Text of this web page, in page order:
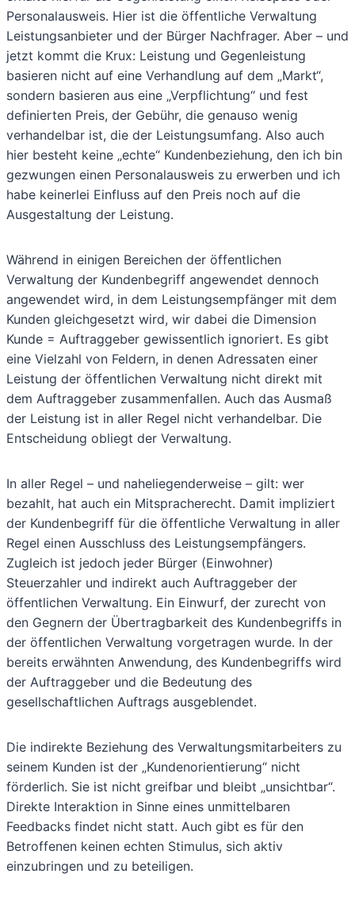
Personalausweis. Hier ist die öffentliche Verwaltung
Leistungsanbieter und der Bürger Nachfrager. Aber – und
jetzt kommt die Krux: Leistung und Gegenleistung
basieren nicht auf eine Verhandlung auf dem „Markt“,
sondern basieren aus eine „Verpflichtung“ und fest
definierten Preis, der Gebühr, die genauso wenig
verhandelbar ist, die der Leistungsumfang. Also auch
hier besteht keine „echte“ Kundenbeziehung, den ich bin
gezwungen einen Personalausweis zu erwerben und ich
habe keinerlei Einfluss auf den Preis noch auf die
Ausgestaltung der Leistung.
Während in einigen Bereichen der öffentlichen
Verwaltung der Kundenbegriff angewendet dennoch
angewendet wird, in dem Leistungsempfänger mit dem
Kunden gleichgesetzt wird, wir dabei die Dimension
Kunde = Auftraggeber gewissentlich ignoriert. Es gibt
eine Vielzahl von Feldern, in denen Adressaten einer
Leistung der öffentlichen Verwaltung nicht direkt mit
dem Auftraggeber zusammenfallen. Auch das Ausmaß
der Leistung ist in aller Regel nicht verhandelbar. Die
Entscheidung obliegt der Verwaltung.
In aller Regel – und naheliegenderweise – gilt: wer
bezahlt, hat auch ein Mitspracherecht. Damit impliziert
der Kundenbegriff für die öffentliche Verwaltung in aller
Regel einen Ausschluss des Leistungsempfängers.
Zugleich ist jedoch jeder Bürger (Einwohner)
Steuerzahler und indirekt auch Auftraggeber der
öffentlichen Verwaltung. Ein Einwurf, der zurecht von
den Gegnern der Übertragbarkeit des Kundenbegriffs in
der öffentlichen Verwaltung vorgetragen wurde. In der
bereits erwähnten Anwendung, des Kundenbegriffs wird
der Auftraggeber und die Bedeutung des
gesellschaftlichen Auftrags ausgeblendet.
Die indirekte Beziehung des Verwaltungsmitarbeiters zu
seinem Kunden ist der „Kundenorientierung“ nicht
förderlich. Sie ist nicht greifbar und bleibt „unsichtbar“.
Direkte Interaktion in Sinne eines unmittelbaren
Feedbacks findet nicht statt. Auch gibt es für den
Betroffenen keinen echten Stimulus, sich aktiv
einzubringen und zu beteiligen.